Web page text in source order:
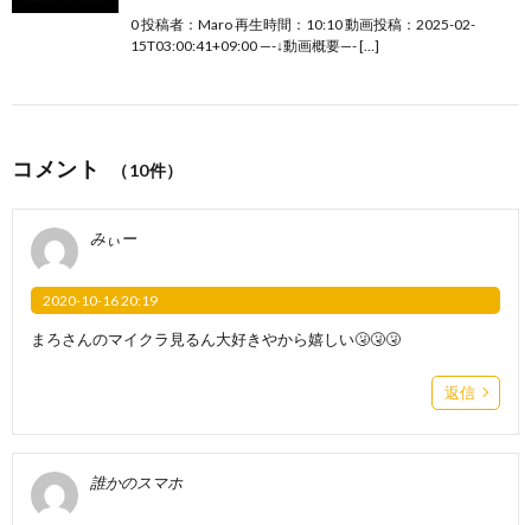
0 投稿者：Maro 再生時間：10:10 動画投稿：2025-02-
15T03:00:41+09:00 —-↓動画概要—- […]
コメント （10件）
みぃー
2020-10-16 20:19
まろさんのマイクラ見るん大好きやから嬉しい🤧🤧🤧
返信
誰かのスマホ